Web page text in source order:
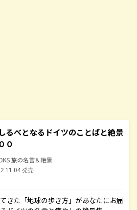
るべとなるドイツのことばと絶景
０
旅の名言＆絶景
発売
きた「地球の歩き方」があなたにお届